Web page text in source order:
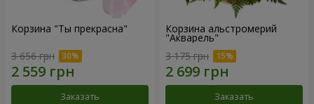
Корзина "Ты прекрасна"
3 656 грн
Заказать
Корзина альстромерий
"Акварель"
3 175 грн
Заказать